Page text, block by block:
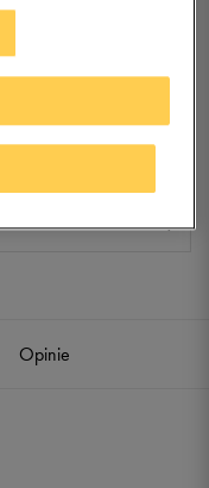
od nas powiadomienie.
Opinie